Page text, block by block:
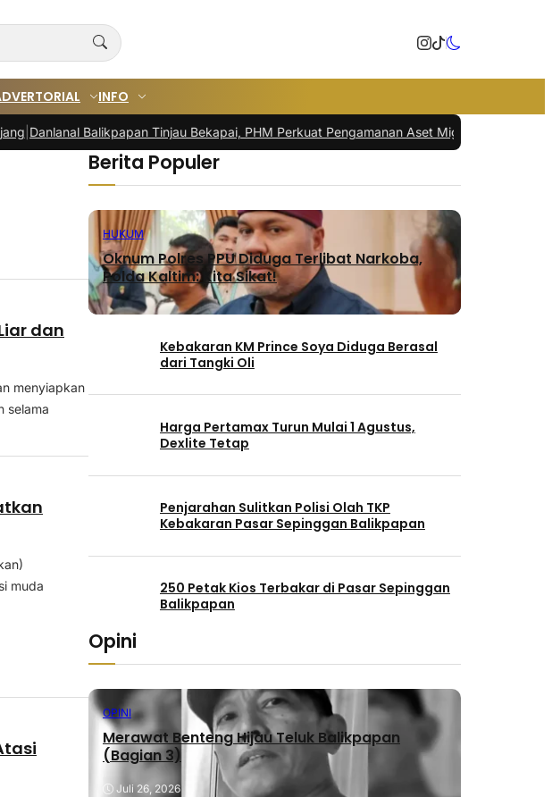
INFO
Balikpapan Tinjau Bekapai, PHM Perkuat Pengamanan Aset Migas|Gamalis Temui Warga
dan
menyiapkan
selama
muda
Berita Populer
HUKUM
Oknum Polres PPU Diduga Terlibat Narkoba,
Polda Kaltim: Kita Sikat!
Kebakaran KM Prince Soya Diduga Berasal
dari Tangki Oli
Harga Pertamax Turun Mulai 1 Agustus,
Dexlite Tetap
Penjarahan Sulitkan Polisi Olah TKP
Kebakaran Pasar Sepinggan Balikpapan
250 Petak Kios Terbakar di Pasar Sepinggan
Balikpapan
Opini
OPINI
Merawat Benteng Hijau Teluk Balikpapan
(Bagian 3)
Juli 26, 2026